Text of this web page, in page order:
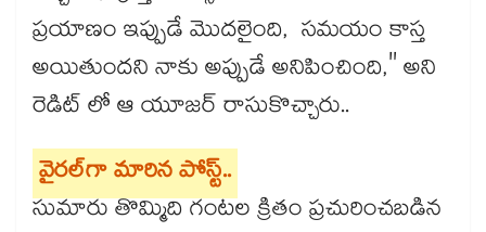
ప్రయాణం ఇప్పుడే మొదలైంది, సమయం కాస్త
అయితుందని నాకు అప్పుడే అనిపించింది," అని
రెడిట్ లో ఆ యూజర్ రాసుకొచ్చారు..
వైరల్‌గా మారిన పోస్ట్..
సుమారు తొమ్మిది గంటల క్రితం ప్రచురించబడిన